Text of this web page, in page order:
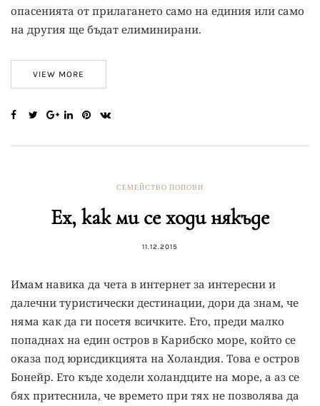
опасенията от прилагането само на единия или само
на другия ще бъдат елиминирани.
VIEW MORE
СЕМЕЙСТВО ПОПОВИ
Ех, как ми се ходи някъде
11.12.2015
Имам навика да чета в интернет за интересни и
далечни туристически дестинации, дори да знам, че
няма как да ги посетя всичките. Ето, преди малко
попаднах на един остров в Карибско море, който се
оказа под юрисдикцията на Холандия. Това е остров
Бонейр. Ето къде ходели холандците на море, а аз се
бях притеснила, че времето при тях не позволява да